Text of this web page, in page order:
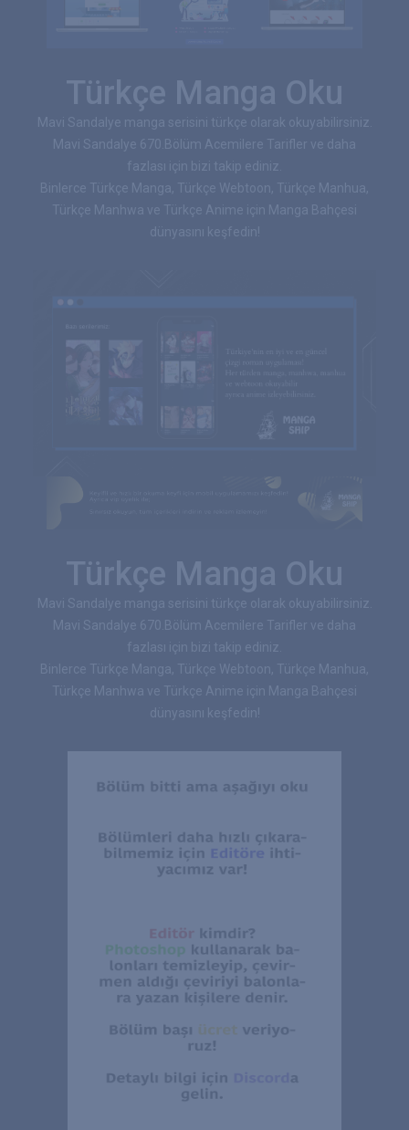
Türkçe Manga Oku
Mavi Sandalye manga serisini türkçe olarak okuyabilirsiniz.
Mavi Sandalye 670.Bölüm Acemilere Tarifler ve daha
fazlası için bizi takip ediniz.
Binlerce Türkçe Manga, Türkçe Webtoon, Türkçe Manhua,
Türkçe Manhwa ve Türkçe Anime için Manga Bahçesi
dünyasını keşfedin!
Türkçe Manga Oku
Mavi Sandalye manga serisini türkçe olarak okuyabilirsiniz.
Mavi Sandalye 670.Bölüm Acemilere Tarifler ve daha
fazlası için bizi takip ediniz.
Binlerce Türkçe Manga, Türkçe Webtoon, Türkçe Manhua,
Türkçe Manhwa ve Türkçe Anime için Manga Bahçesi
dünyasını keşfedin!